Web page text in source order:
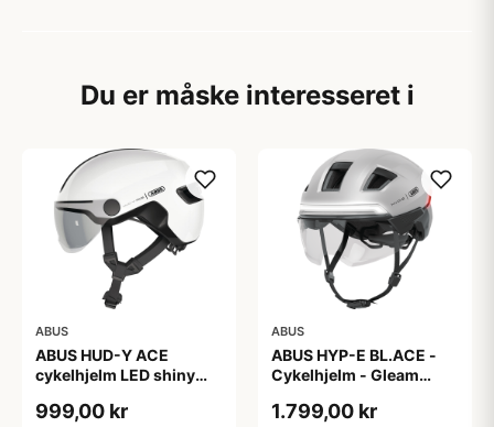
Du er måske interesseret i
ABUS
ABUS HUD-Y ACE
cykelhjelm LED shiny
999,00 kr
ABUS
ABUS HYP-E BL.ACE -
Cykelhjelm - Gleam
1.799,00 kr